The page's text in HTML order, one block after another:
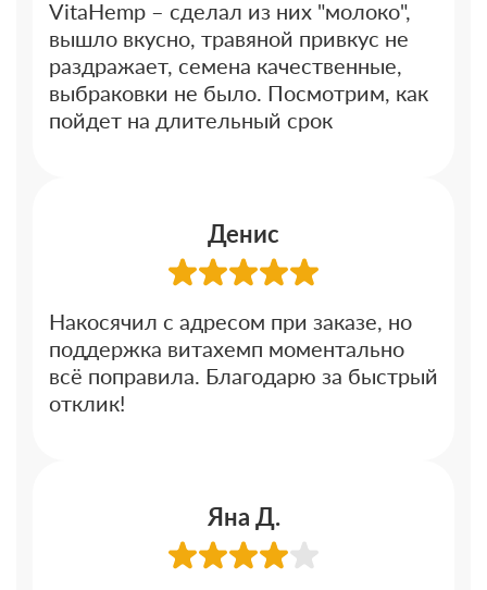
VitaHemp – сделал из них "молоко",
вышло вкусно, травяной привкус не
раздражает, семена качественные,
выбраковки не было. Посмотрим, как
пойдет на длительный срок
Денис
Накосячил с адресом при заказе, но
поддержка витахемп моментально
всё поправила. Благодарю за быстрый
отклик!
Яна Д.